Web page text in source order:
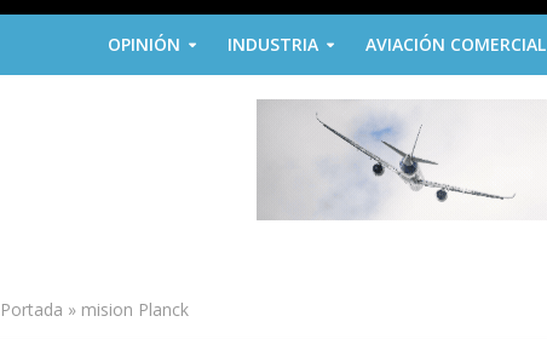
OPINIÓN INDUSTRIA AVIACIÓN COMERCIAL
Portada » mision Planck